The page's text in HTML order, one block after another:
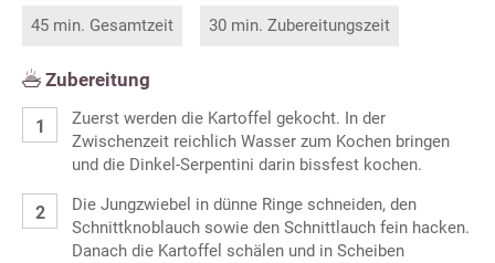
45 min. Gesamtzeit 30 min. Zubereitungszeit
Zubereitung
Zuerst werden die Kartoffel gekocht. In der
Zwischenzeit reichlich Wasser zum Kochen bringen
und die Dinkel-Serpentini darin bissfest kochen.
Die Jungzwiebel in dünne Ringe schneiden, den
Schnittknoblauch sowie den Schnittlauch fein hacken.
Danach die Kartoffel schälen und in Scheiben